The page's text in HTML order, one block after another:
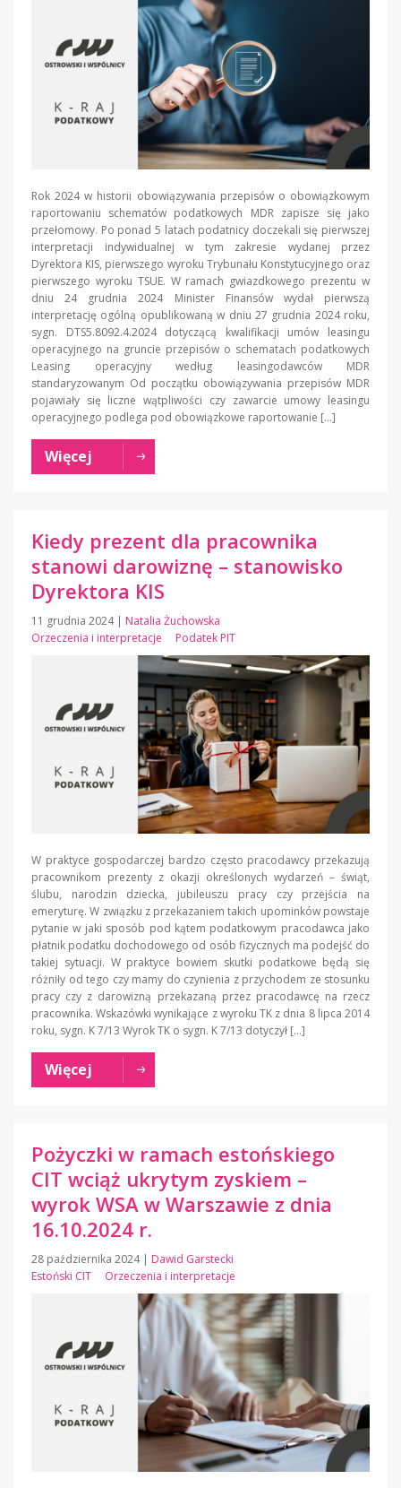
Rok 2024 w historii obowiązywania przepisów o obowiązkowym
raportowaniu schematów podatkowych MDR zapisze się jako
przełomowy. Po ponad 5 latach podatnicy doczekali się pierwszej
interpretacji indywidualnej w tym zakresie wydanej przez
Dyrektora KIS, pierwszego wyroku Trybunału Konstytucyjnego oraz
pierwszego wyroku TSUE. W ramach gwiazdkowego prezentu w
dniu 24 grudnia 2024 Minister Finansów wydał pierwszą
interpretację ogólną opublikowaną w dniu 27 grudnia 2024 roku,
sygn. DTS5.8092.4.2024 dotyczącą kwalifikacji umów leasingu
operacyjnego na gruncie przepisów o schematach podatkowych
Leasing operacyjny według leasingodawców MDR
standaryzowanym Od początku obowiązywania przepisów MDR
pojawiały się liczne wątpliwości czy zawarcie umowy leasingu
operacyjnego podlega pod obowiązkowe raportowanie […]
Więcej
Kiedy prezent dla pracownika
stanowi darowiznę – stanowisko
Dyrektora KIS
11 grudnia 2024 | Natalia Żuchowska
Orzeczenia i interpretacje
Podatek PIT
W praktyce gospodarczej bardzo często pracodawcy przekazują
pracownikom prezenty z okazji określonych wydarzeń – świąt,
ślubu, narodzin dziecka, jubileuszu pracy czy przejścia na
emeryturę. W związku z przekazaniem takich upominków powstaje
pytanie w jaki sposób pod kątem podatkowym pracodawca jako
płatnik podatku dochodowego od osób fizycznych ma podejść do
takiej sytuacji. W praktyce bowiem skutki podatkowe będą się
różniły od tego czy mamy do czynienia z przychodem ze stosunku
pracy czy z darowizną przekazaną przez pracodawcę na rzecz
pracownika. Wskazówki wynikające z wyroku TK z dnia 8 lipca 2014
roku, sygn. K 7/13 Wyrok TK o sygn. K 7/13 dotyczył […]
Więcej
Pożyczki w ramach estońskiego
CIT wciąż ukrytym zyskiem –
wyrok WSA w Warszawie z dnia
16.10.2024 r.
28 października 2024 | Dawid Garstecki
Estoński CIT
Orzeczenia i interpretacje